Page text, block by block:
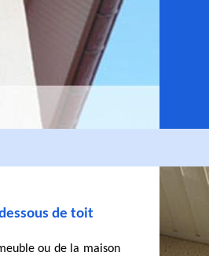
de toit
ou de la maison